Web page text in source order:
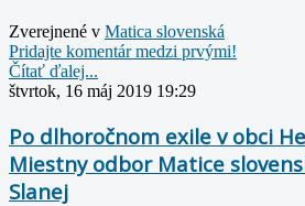
Zverejnené v Matica slovenská
Pridajte komentár medzi prvými!
Čítať ďalej...
štvrtok, 16 máj 2019 19:29
Po dlhoročnom exile v obci
Miestny odbor Matice
Slanej